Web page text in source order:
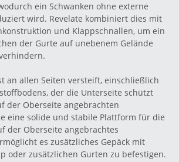
ein Schwanken ohne externe
wird. Revelate kombiniert dies mit
und Klappschnallen, um ein
der Gurte auf unebenem Gelände
an allen Seiten versteift, einschließlich
der die Unterseite schützt
der Oberseite angebrachten
eine solide und stabile Plattform für die
der Oberseite angebrachtes
es zusätzliches Gepäck mit
oder zusätzlichen Gurten zu befestigen.